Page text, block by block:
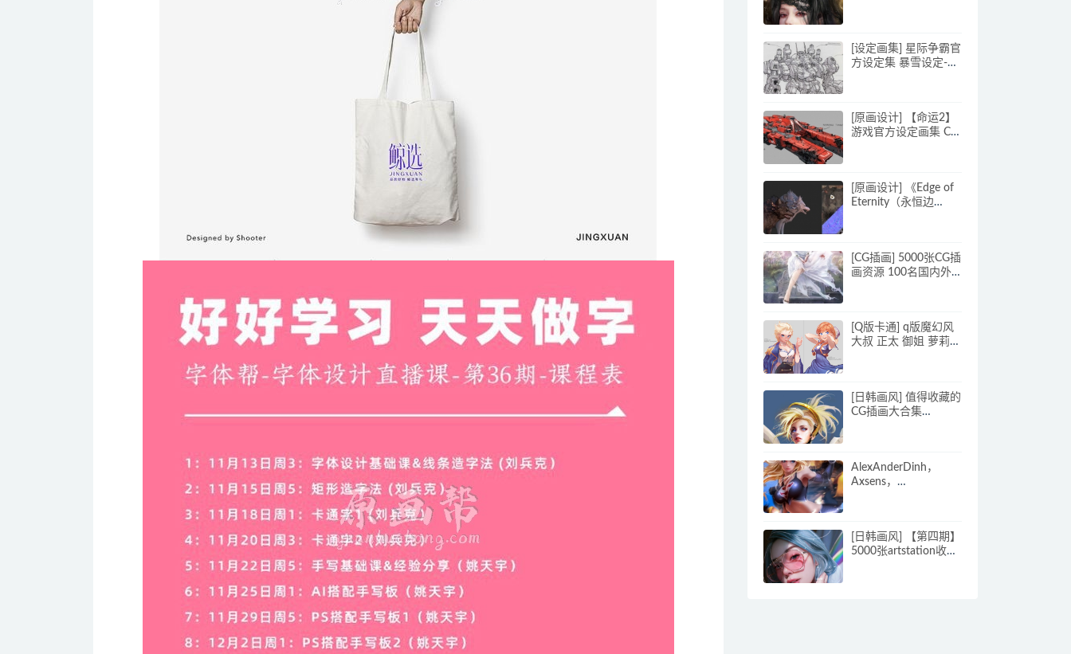
[设定画集] 星际争霸官
方设定集 暴雪设定-
[原画设计] 【命运2】
游戏官方设定画集 CG
[原画设计] 《Edge of
Eternity（永恒边
[CG插画] 5000张CG插
画资源 100名国内外
[Q版卡通] q版魔幻风
大叔 正太 御姐 萝莉
[日韩画风] 值得收藏的
CG插画大合集
AlexAnderDinh，
Axsens，
[日韩画风] 【第四期】
5000张artstation收集